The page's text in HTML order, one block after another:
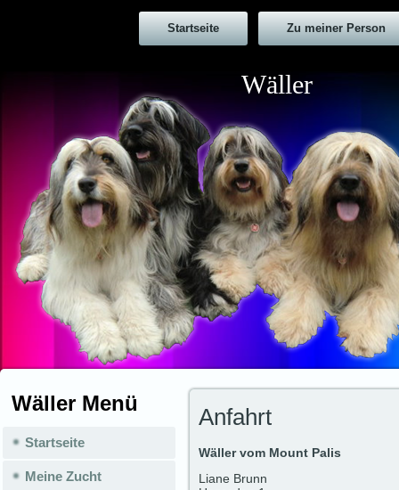
Startseite Zu meiner Person
Wäller
Wäller Menü
Startseite
Meine Zucht
Anfahrt
Wäller vom Mount Palis
Liane Brunn